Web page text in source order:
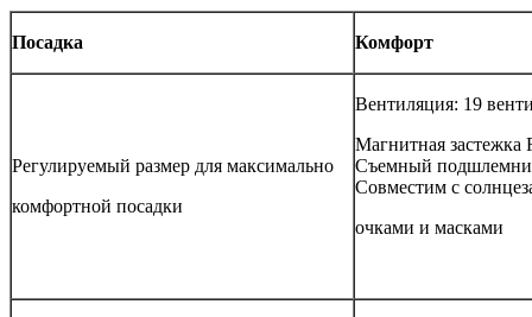
Посадка Комфорт
Регулируемый размер для максимально
комфортной посадки
Вентиляция: 19
Магнитная застежка
Съемный
Совместим с
очками и масками